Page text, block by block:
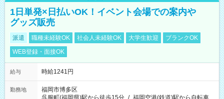
1日単発×日払いOK！イベント会場での案内や
グッズ販売
派遣 職種未経験OK 社会人未経験OK 大学生歓迎
ブランクOK
WEB登録・面接OK
給与 時給1241円
勤務地
福岡市博多区
呉服町(福岡県)駅から徒歩15分 / 福岡空港(鉄道)駅から自転車